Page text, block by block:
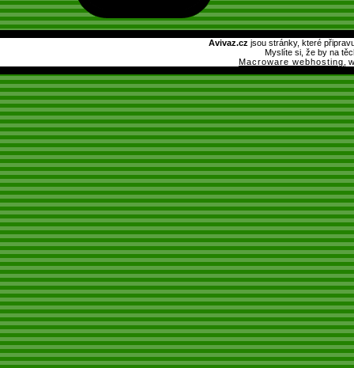
Avivaz.cz jsou stránky, které
Myslíte si, že by na
Macroware webhosting ,